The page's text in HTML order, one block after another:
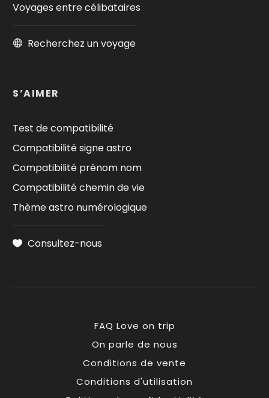
Voyages entre célibataires
Recherchez un voyage
S’AIMER
Test de compatibilité
Compatibilité signe astro
Compatibilité prénom nom
Compatibilité chemin de vie
Thème astro numérologique
Consultez-nous
FAQ Love on trip
On parle de nous
Conditions de vente
Conditions d'utilisation